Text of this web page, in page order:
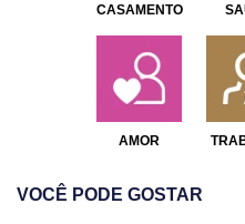
CASAMENTO
AMOR
VOCÊ PODE GOSTAR